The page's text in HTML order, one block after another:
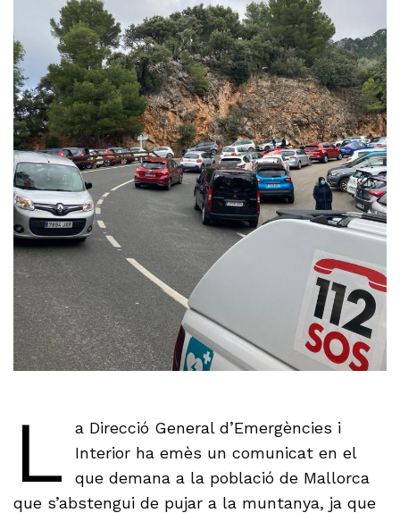
L
a Direcció General d’Emergències i
Interior ha emès un comunicat en el
que demana a la població de Mallorca
que s’abstengui de pujar a la muntanya, ja que